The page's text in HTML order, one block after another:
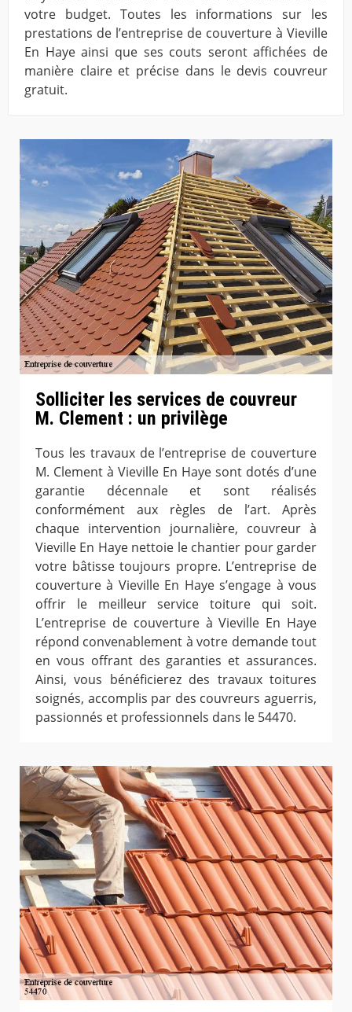
votre budget. Toutes les informations sur les
prestations de l’entreprise de couverture à Vieville
En Haye ainsi que ses couts seront affichées de
manière claire et précise dans le devis couvreur
gratuit.
Solliciter les services de couvreur
M. Clement : un privilège
Tous les travaux de l’entreprise de couverture
M. Clement à Vieville En Haye sont dotés d’une
garantie décennale et sont réalisés
conformément aux règles de l’art. Après
chaque intervention journalière, couvreur à
Vieville En Haye nettoie le chantier pour garder
votre bâtisse toujours propre. L’entreprise de
couverture à Vieville En Haye s’engage à vous
offrir le meilleur service toiture qui soit.
L’entreprise de couverture à Vieville En Haye
répond convenablement à votre demande tout
en vous offrant des garanties et assurances.
Ainsi, vous bénéficierez des travaux toitures
soignés, accomplis par des couvreurs aguerris,
passionnés et professionnels dans le 54470.